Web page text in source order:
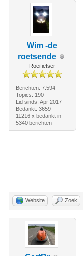
Wim -de
roetsende
Roeifietser
Berichten: 7.594
Topics: 190
Lid sinds: Apr 2017
Bedankt: 3659
11216 x bedankt in
5340 berichten
Website Zoek